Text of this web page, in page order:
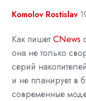
Komolov Rostislav
Как пишетCNews
она не только
серий
и не планирует в
современные